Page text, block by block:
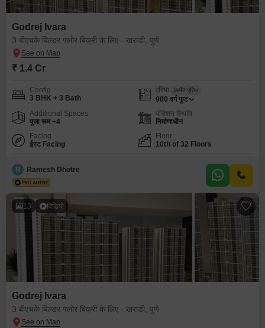
Godrej Ivara
3 बीएचके बिल्डर फ्लोर बिक्री के लिए - खराडी, पुणे
₹ 1.4 Cr
Config
3 BHK + 3 Bath
एरिया कार्पेट एरिया
900 वर्ग फुट
Additional Spaces
पूजा रूम +4
पॉसेशन स्थिति
निर्माणाधीन
Facing
ईस्ट Facing
Floor
10th of 32 Floors
R Ramesh Dhotre
13 विडियो
Godrej Ivara
3 बीएचके बिल्डर फ्लोर बिक्री के लिए - खराडी, पुणे